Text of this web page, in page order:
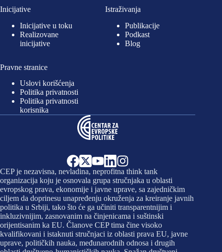
Inicijative
Inicijative u toku
Realizovane
inicijative
Istraživanja
Publikacije
Podkast
Blog
Pravne stranice
Uslovi korišćenja
Politika privatnosti
Politika privatnosti
korisnika
CEP je nezavisna, nevladina, neprofitna think tank
organizacija koju je osnovala grupa stručnjaka u oblasti
evropskog prava, ekonomije i javne uprave, sa zajedničkim
ciljem da doprinesu unapređenju okruženja za kreiranje javnih
politika u Srbiji, tako što će ga učiniti transparentnijim i
inkluzivnijim, zasnovanim na činjenicama i suštinski
orijentisanim ka EU. Članove CEP tima čine visoko
kvalifikovani i istaknuti stručnjaci iz oblasti prava EU, javne
uprave, političkih nauka, međunarodnih odnosa i drugih